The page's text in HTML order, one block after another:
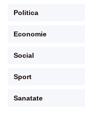
Politica
Economie
Social
Sport
Sanatate